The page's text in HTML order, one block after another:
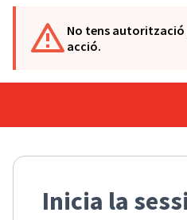
No tens
acció.
Inicia la